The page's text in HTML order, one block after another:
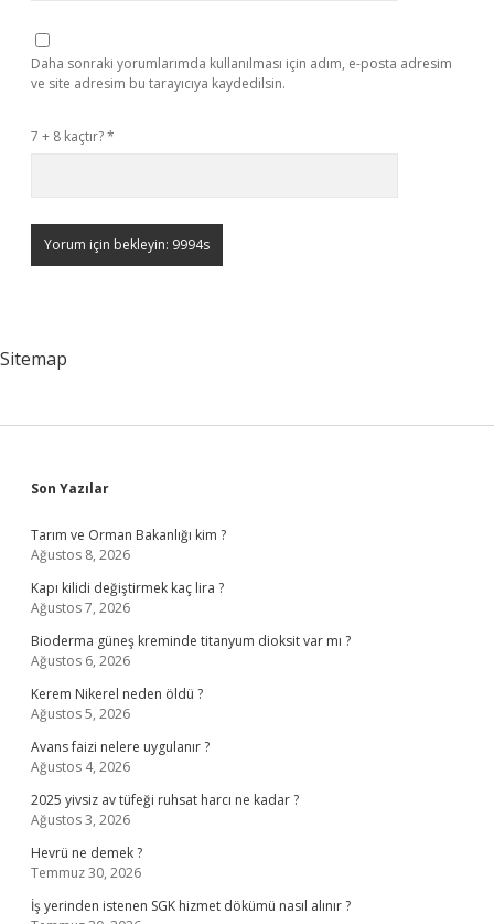
Daha sonraki yorumlarımda kullanılması için adım, e-posta adresim
ve site adresim bu tarayıcıya kaydedilsin.
7 + 8 kaçtır?*
Sitemap
Sidebar
Son Yazılar
Tarım ve Orman Bakanlığı kim ?
Ağustos 8, 2026
Kapı kilidi değiştirmek kaç lira ?
Ağustos 7, 2026
Bioderma güneş kreminde titanyum dioksit var mı ?
Ağustos 6, 2026
Kerem Nikerel neden öldü ?
Ağustos 5, 2026
Avans faizi nelere uygulanır ?
Ağustos 4, 2026
2025 yivsiz av tüfeği ruhsat harcı ne kadar ?
Ağustos 3, 2026
Hevrü ne demek ?
Temmuz 30, 2026
İş yerinden istenen SGK hizmet dökümü nasıl alınır ?